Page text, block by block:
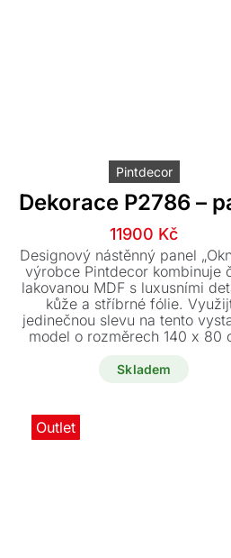
Pintdecor
Dekorace P2786 –
Původní
cena
byla:
22500 Kč.
11900 Kč
Aktuální
cena
je:
11900 Kč.
Designový nástěnný panel
výrobce Pintdecor kombinuje
lakovanou MDF s luxusními
kůže a stříbrné fólie.
jedinečnou slevu na tento
model o rozměrech 140 x 80
uměleckým kouskem.
Skladem
Outlet